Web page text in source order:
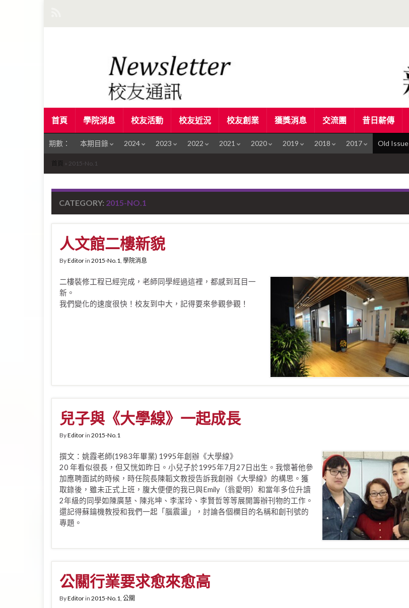
首頁 學院消息 校友活動 校友近況 校友創業 獲獎消息 交流團 昔日薪傳
期數： 本期目錄 2024 2023 2022 2021 2020 2019 2018 2017 Old Issue
首頁 » 2015-No.1
CATEGORY: 2015-NO.1
人文館二樓新貌
ByEditorin 2015-No.1, 學院消息
二樓裝修工程已經完成，老師同學經過這裡，都感到耳目一
新。
我們變化的速度很快！校友到中大，記得要來參觀參觀！
兒子與《大學線》一起成長
ByEditorin 2015-No.1
撰文：姚霞老師(1983年畢業) 1995年創辦《大學線》
20 年看似很長，但又恍如昨日。小兒子於1995年7月27日出生。我懷著他參
加應聘面試的時候，時任院長陳韜文教授告訴我創辦《大學線》的構思。獲
取錄後，雖未正式上班，腹大便便的我已與Emily（翁愛明）和當年多位升讀
2年級的同學如陳廣慧、陳兆坤、李潔玲、李賢哲等等展開籌辦刊物的工作。
還記得蘇鑰機教授和我們一起「腦震盪」，討論各個欄目的名稱和創刊號的
專題。
公關行業要求愈來愈高
ByEditorin 2015-No.1 公關